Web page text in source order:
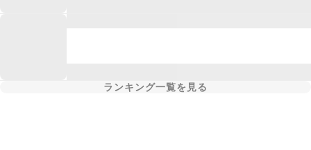
ランキング一覧を見る